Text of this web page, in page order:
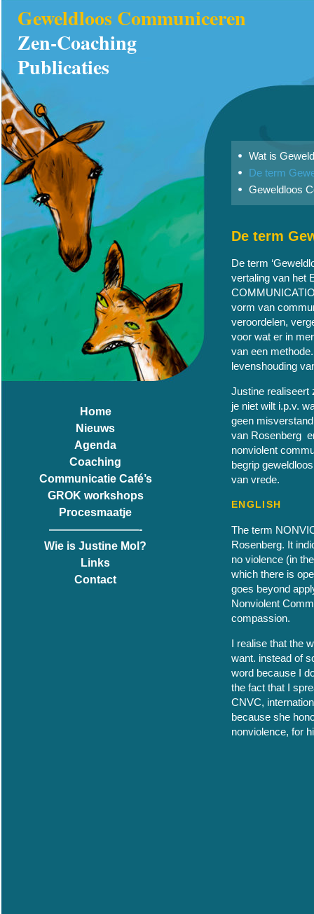
Geweldloos Communiceren
Zen-Coaching
Publicaties
Home
Nieuws
Agenda
Coaching
Communicatie Café’s
GROK workshops
Procesmaatje
————————-
Wie is Justine Mol?
Links
Contact
Wat is
De term
Geweldloos
De term
De term
vertaling van het
vorm van
veroordelen,
voor wat er in
van een
levenshouding
Justine realiseert
je niet wilt i.p.v.
geen
van Rosenberg
nonviolent
begrip
van vrede.
ENGLISH
The term
Rosenberg. It
no violence (in
which there is
goes beyond
Nonviolent
compassion.
I realise that the
want. instead of
word because I
the fact that I
CNVC,
because she
nonviolence, for